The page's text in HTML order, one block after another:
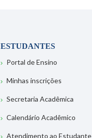
ESTUDANTES
Portal de Ensino
Minhas inscrições
Secretaria Acadêmica
Calendário Acadêmico
Atendimento ao Estudante